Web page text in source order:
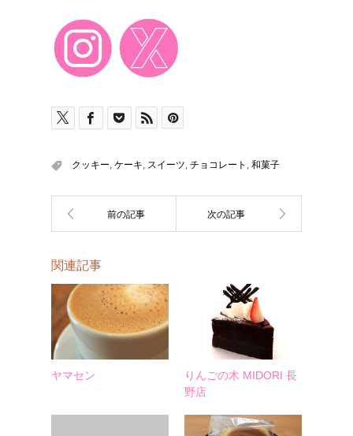
クッキー ケーキ スイーツ チョコレート 和菓子
関連記事
ヤマセン
りんごの木 MIDORI 長
野店